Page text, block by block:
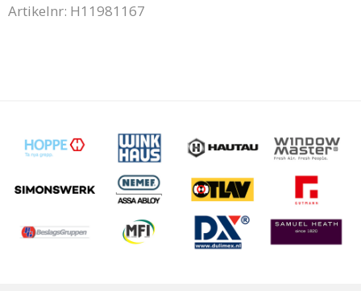
Artikelnr: H11981167